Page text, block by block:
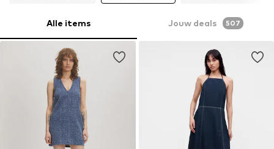
Alle items Jouw deals 507